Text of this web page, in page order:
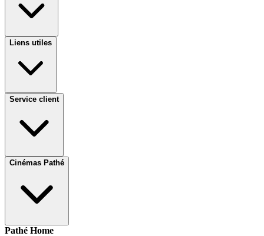
Liens utiles
Service client
Cinémas Pathé
Pathé Home